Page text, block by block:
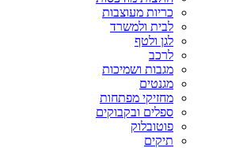
כריות מעוצבות
לבית ולמשרד
לגן ולטף
לרכב
מגבות ושמיכות
מגנטים
מחזיקי מפתחות
ספלים ובקבוקים
פוטובלוק
תיקים